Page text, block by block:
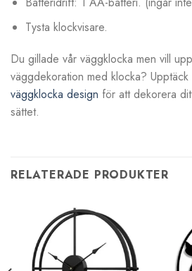
Tysta klockvisare.
Du gillade vår väggklocka men vill
väggdekoration med klocka?
väggklocka design för att dekorera
sättet.
RELATERADE PRODUKTER